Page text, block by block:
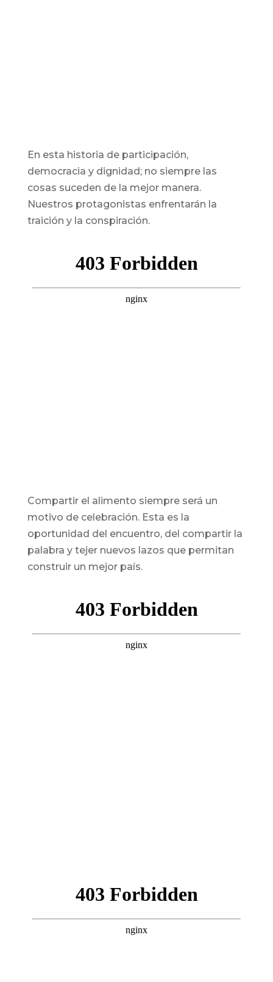
En esta historia de participación,
democracia y dignidad; no siempre las
cosas suceden de la mejor manera.
Nuestros protagonistas enfrentarán la
traición y la conspiración.
Compartir el alimento siempre será un
motivo de celebración. Esta es la
oportunidad del encuentro, del compartir la
palabra y tejer nuevos lazos que permitan
construir un mejor país.